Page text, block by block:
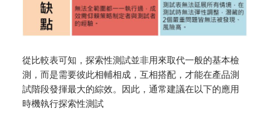
從比較表可知，探索性測試並非用來取代一般的基本檢
測，而是需要彼此相輔相成，互相搭配，才能在產品測
試階段發揮最大的綜效。因此，通常建議在以下的應用
時機執行探索性測試